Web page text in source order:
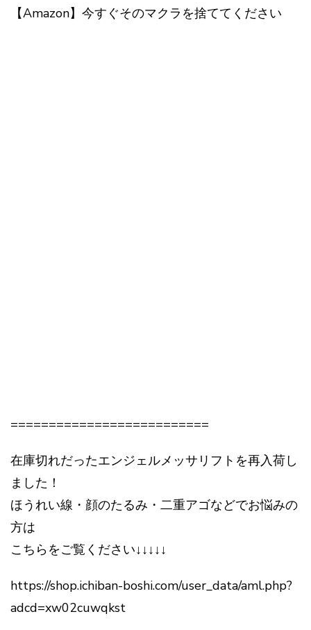
【Amazon】今すぐそのマクラを捨ててください
==========================
在庫切れだったエンジェルメッサリフトを再入荷し
ました！
ほうれい線・顔のたるみ・二重アゴなどでお悩みの
方は
こちらをご覧ください↓↓↓↓↓
https://shop.ichiban-boshi.com/user_data/aml.php?
adcd=xw02cuwqkst